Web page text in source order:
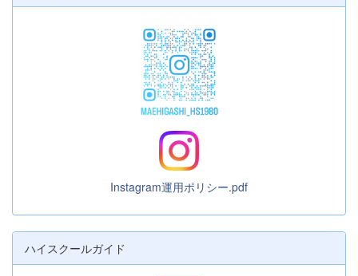
Instagram運用ポリシー.pdf
ハイスクールガイド